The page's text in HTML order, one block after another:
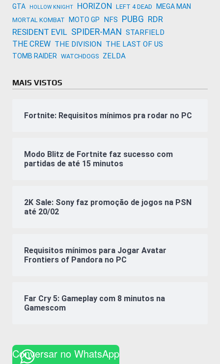
GTA HOLLOW KNIGHT HORIZON LEFT 4 DEAD MEGA MAN
MORTAL KOMBAT MOTO GP NFS PUBG RDR
RESIDENT EVIL SPIDER-MAN STARFIELD
THE CREW THE DIVISION THE LAST OF US
TOMB RAIDER WATCHDOGS ZELDA
MAIS VISTOS
Fortnite: Requisitos mínimos pra rodar no PC
Modo Blitz de Fortnite faz sucesso com
partidas de até 15 minutos
2K Sale: Sony faz promoção de jogos na PSN
até 20/02
Requisitos mínimos para Jogar Avatar
Frontiers of Pandora no PC
Far Cry 5: Gameplay com 8 minutos na
Gamescom
Conversar no WhatsApp